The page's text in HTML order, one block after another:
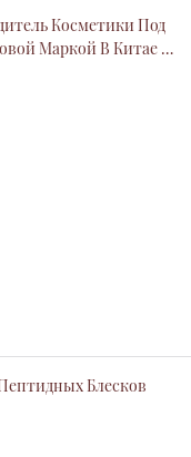
Косметики Под
Маркой В ​​Китае –
Блесков